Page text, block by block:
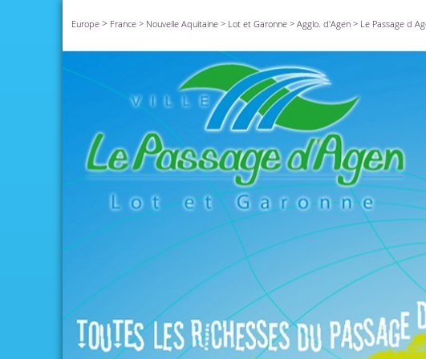
Europe > France > Nouvelle Aquitaine > Lot et Garonne > Agglo. d'Agen > Le Passage d